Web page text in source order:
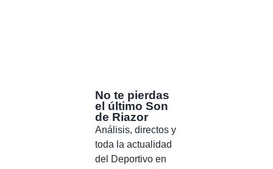
No te pierdas
el último Son
de Riazor
Análisis, directos y
toda la actualidad
del Deportivo en